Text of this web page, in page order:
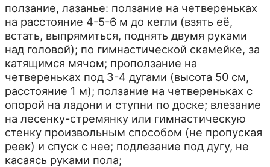
ползание, лазанье: ползание на четвереньках
на расстояние 4-5-6 м до кегли (взять её,
встать, выпрямиться, поднять двумя руками
над головой); по гимнастической скамейке, за
катящимся мячом; проползание на
четвереньках под 3-4 дугами (высота 50 см,
расстояние 1 м); ползание на четвереньках с
опорой на ладони и ступни по доске; влезание
на лесенку-стремянку или гимнастическую
стенку произвольным способом (не пропуская
реек) и спуск с нее; подлезание под дугу, не
касаясь руками пола;